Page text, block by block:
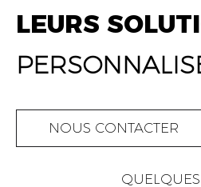
LEURS
NOUS CONTACTER